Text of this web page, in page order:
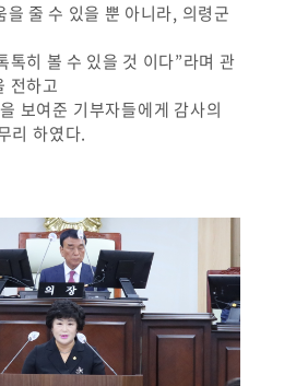
을 줄 수 있을 뿐 아니라, 의령군
톡히 볼 수 있을 것 이다”라며 관
전하고
보여준 기부자들에게 감사의
리 하였다.